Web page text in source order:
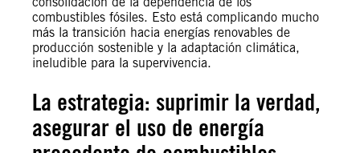
combustibles fósiles. Esto está complicando mucho
más la transición hacia energías renovables de
producción sostenible y la adaptación climática,
ineludible para la supervivencia.
La estrategia: suprimir la verdad,
asegurar el uso de energía